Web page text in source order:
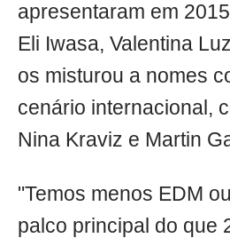
apresentaram em
Eli Iwasa, Valentina
os misturou a nomes
cenário internacional,
Nina Kraviz e Martin
"Temos menos EDM
palco principal do que